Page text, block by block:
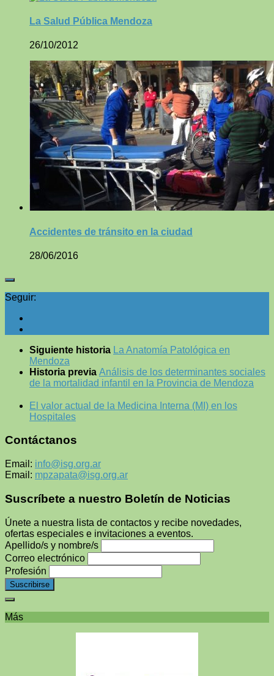
La Salud Pública Mendoza
26/10/2012
Accidentes de tránsito en la ciudad
28/06/2016
Seguir:
Siguiente historia La Anatomía Patológica en
Mendoza
Historia previa Análisis de los determinantes sociales
de la mortalidad infantil en la Provincia de Mendoza
El valor actual de la Medicina Interna (MI) en los
Hospitales
Contáctanos
Email: info@isg.org.ar
Email: mpzapata@isg.org.ar
Suscríbete a nuestro Boletín de Noticias
Únete a nuestra lista de contactos y recibe novedades,
ofertas especiales e invitaciones a eventos.
Apellido/s y nombre/s
Correo electrónico
Profesión
Más